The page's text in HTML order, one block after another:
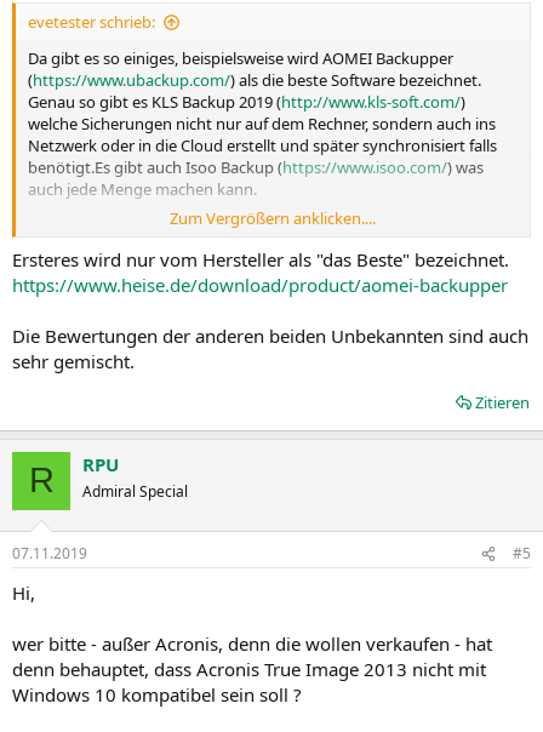
evetester schrieb:
Da gibt es so einiges, beispielsweise wird AOMEI Backupper
(https://www.ubackup.com/) als die beste Software bezeichnet.
Genau so gibt es KLS Backup 2019 (http://www.kls-soft.com/)
welche Sicherungen nicht nur auf dem Rechner, sondern auch ins
Netzwerk oder in die Cloud erstellt und später synchronisiert falls
benötigt.Es gibt auch Isoo Backup (https://www.isoo.com/) was
auch jede Menge machen kann.
Wie mans sieht, gibt es mittlerweile unzählige Programme welche
Sicherungen erstellen können und das besser als Acronis oder
Paragon.
Zum Vergrößern anklicken....
Ersteres wird nur vom Hersteller als "das Beste" bezeichnet.
https://www.heise.de/download/product/aomei-backupper
Die Bewertungen der anderen beiden Unbekannten sind auch
sehr gemischt.
Zitieren
R RPU
Admiral Special
07.11.2019 #5
Hi,
wer bitte - außer Acronis, denn die wollen verkaufen - hat
denn behauptet, dass Acronis True Image 2013 nicht mit
Windows 10 kompatibel sein soll ?